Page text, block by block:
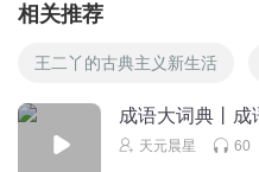
相关推荐
王二丫的古典主义新生活
成语大词典丨
天元晨星 60